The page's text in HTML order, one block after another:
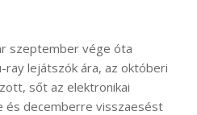
szeptember vége óta
ray lejátszók ára, az októberi
sőt az elektronikai
és decemberre visszaesést